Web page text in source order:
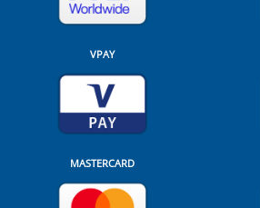
VPAY
MASTERCARD